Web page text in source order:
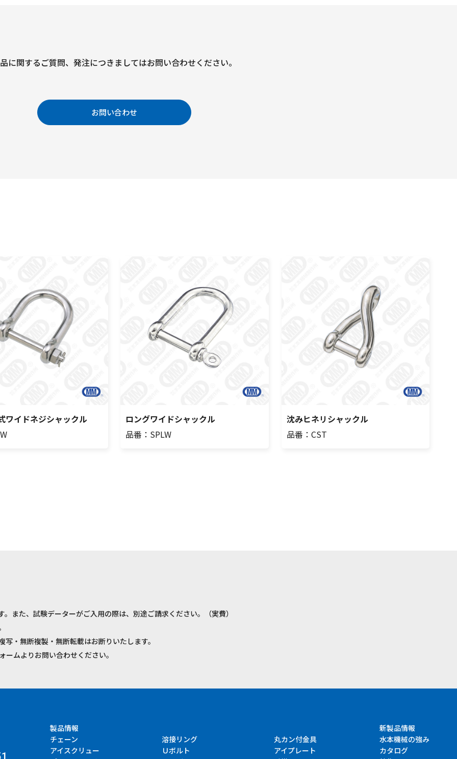
に関するご質問、 発注につきましてはお問い合わせください。
お問い合わせ
ワイドネジシャックル
ロングワイドシャックル
品番：SPLW
沈みヒネリシャックル
品番：CST
また、試験データーがご入用の際は、別途ご請求ください。（実費）
・無断複製・無断転載はお断りいたします。
ムよりお問い合わせください。
製品情報
チェーン
溶接リング
丸カン付金具
アイスクリュー
Ｕボルト
アイプレート
新製品情報
水本機械の強み
カタログ